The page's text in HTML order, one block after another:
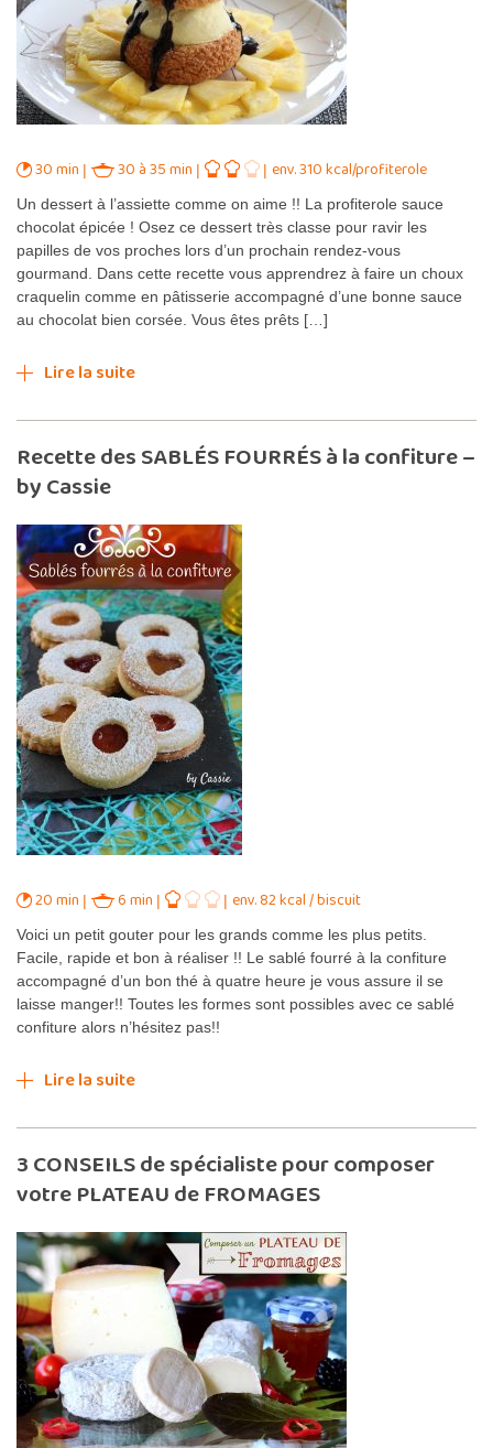
30 min 30 à 35 min env. 310 kcal/profiterole
Un dessert à l’assiette comme on aime !! La profiterole sauce
chocolat épicée ! Osez ce dessert très classe pour ravir les
papilles de vos proches lors d’un prochain rendez-vous
gourmand. Dans cette recette vous apprendrez à faire un choux
craquelin comme en pâtisserie accompagné d’une bonne sauce
au chocolat bien corsée. Vous êtes prêts […]
Lire la suite
Recette des SABLÉS FOURRÉS à la confiture –
by Cassie
20 min 6 min env. 82 kcal / biscuit
Voici un petit gouter pour les grands comme les plus petits.
Facile, rapide et bon à réaliser !! Le sablé fourré à la confiture
accompagné d’un bon thé à quatre heure je vous assure il se
laisse manger!! Toutes les formes sont possibles avec ce sablé
confiture alors n’hésitez pas!!
Lire la suite
3 CONSEILS de spécialiste pour composer
votre PLATEAU de FROMAGES